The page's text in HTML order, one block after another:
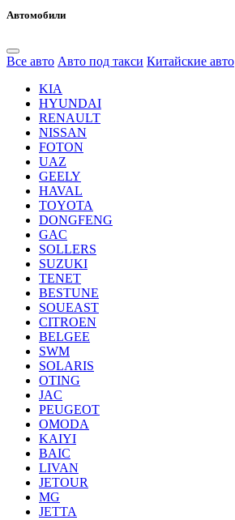
Автомобили
Все авто Авто под такси Китайские авто
KIA
HYUNDAI
RENAULT
NISSAN
FOTON
UAZ
GEELY
HAVAL
TOYOTA
DONGFENG
GAC
SOLLERS
SUZUKI
TENET
BESTUNE
SOUEAST
CITROEN
BELGEE
SWM
SOLARIS
OTING
JAC
PEUGEOT
OMODA
KAIYI
BAIC
LIVAN
JETOUR
MG
JETTA